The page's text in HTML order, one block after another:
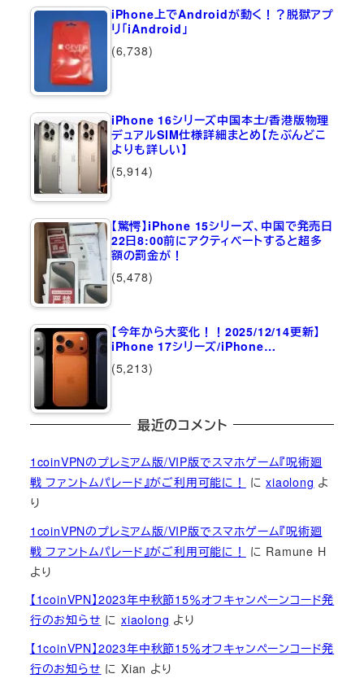
iPhone上でAndroidが動く！？脱獄アプ
リ「iAndroid」
(6,738)
iPhone 16シリーズ中国本土/香港版物理
デュアルSIM仕様詳細まとめ【たぶんどこ
よりも詳しい】
(5,914)
【驚愕】iPhone 15シリーズ、中国で発売日
22日8:00前にアクティベートすると超多
額の罰金が！
(5,478)
【今年から大変化！！2025/12/14更新】
iPhone 17シリーズ/iPhone…
(5,213)
最近のコメント
1coinVPNのプレミアム版/VIP版でスマホゲーム『呪術廻
戦 ファントムパレード』がご利用可能に！
にxiaolong よ
り
1coinVPNのプレミアム版/VIP版でスマホゲーム『呪術廻
戦 ファントムパレード』がご利用可能に！
に Ramune H
より
【1coinVPN】2023年中秋節15％オフキャンペーンコード発
行のお知らせ にxiaolong より
【1coinVPN】2023年中秋節15％オフキャンペーンコード発
行のお知らせ にXian より